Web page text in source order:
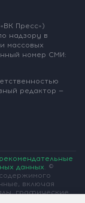
Пресс»)
надзору в
массовых
номер СМИ:
редактор —
рекомендательные
данных. ©
включая
графические